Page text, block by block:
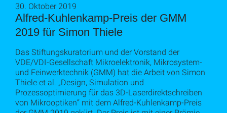
Alfred-Kuhlenkamp-Preis der GMM
2019 für Simon Thiele
30. Oktober 2019
Das Stiftungskuratorium und der Vorstand der
VDE/VDI-Gesellschaft Mikroelektronik, Mikrosystem-
und Feinwerktechnik (GMM) hat die Arbeit von Simon
Thiele et al. „Design, Simulation und
Prozessoptimierung für das 3D-Laserdirektschreiben
von Mikrooptiken“ mit dem Alfred-Kuhlenkamp-Preis